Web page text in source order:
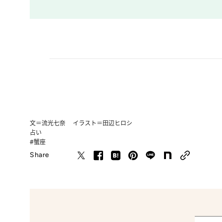
文＝流光七奈 イラスト＝田辺ヒロシ
占い
#蟹座
Share